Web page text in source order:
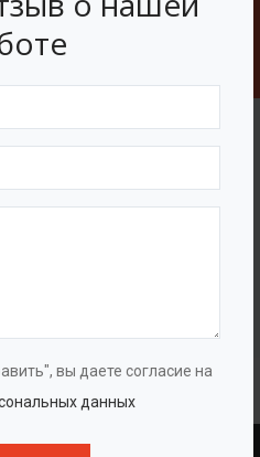
вы даете согласие на
данных